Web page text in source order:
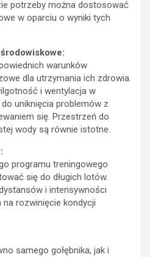
potrzeby można dostosować
w oparciu o wyniki tych
warunków
dla utrzymania ich zdrowia.
i wentylacja w
uniknięcia problemów z
się. Przestrzeń do
wody są równie istotne.
programu treningowego
się do długich lotów.
i intensywności
rozwinięcie kondycji
samego gołębnika, jak i